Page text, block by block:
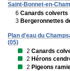
Saint-Bonnet-en-
6 Canards colverts
3 Bergeronnettes
Plan d'eau du
(05)
2 Canards
2 Hérons
2 Pigeons